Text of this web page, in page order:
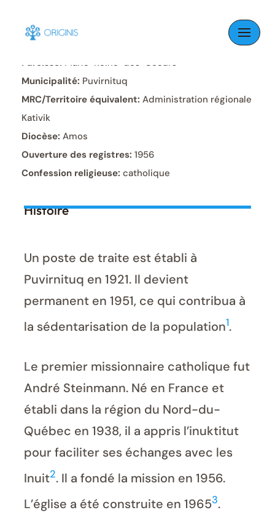
Skip
content
Paroisse: Marie-Reine-des-Coeurs
Municipalité: Puvirnituq
MRC/Territoire équivalent: Administration régionale
Kativik
Diocèse: Amos
Ouverture des registres: 1956
Confession religieuse: catholique
Histoire
Un poste de traite est établi à
Puvirnituq en 1921. Il devient
permanent en 1951, ce qui contribua à
la sédentarisation de la population1.
Le premier missionnaire catholique fut
André Steinmann. Né en France et
établi dans la région du Nord-du-
Québec en 1938, il a appris l’inuktitut
pour faciliter ses échanges avec les
Inuit2. Il a fondé la mission en 1956.
L’église a été construite en 19653.